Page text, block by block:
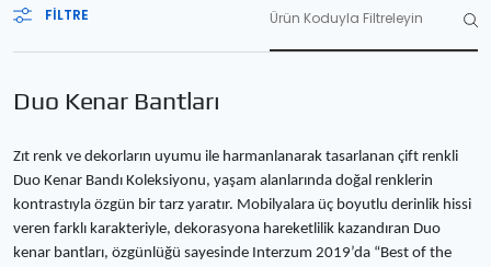
FILTRE
Duo Kenar Bantları
Zıt renk ve dekorların uyumu ile harmanlanarak tasarlanan çift renkli
Duo Kenar Bandı Koleksiyonu, yaşam alanlarında doğal renklerin
kontrastıyla özgün bir tarz yaratır. Mobilyalara üç boyutlu derinlik hissi
veren farklı karakteriyle, dekorasyona hareketlilik kazandıran Duo
kenar bantları, özgünlüğü sayesinde Interzum 2019’da “Best of the